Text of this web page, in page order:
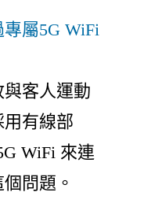
屬5G WiFi
客人運動
有線部
WiFi 來連
問題。